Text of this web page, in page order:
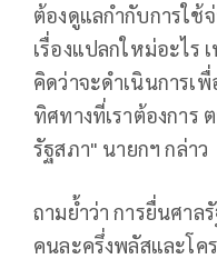
ต้องดูแลกำกับการใช้
เรื่องแปลกใหม่อะไร
คิดว่าจะดำเนินการเ
ทิศทางที่เราต้องการ
รัฐสภา" นายกฯ กล่าว
ถามย้ำว่า การยื่นศาล
คนละครึ่งพลัสและโค